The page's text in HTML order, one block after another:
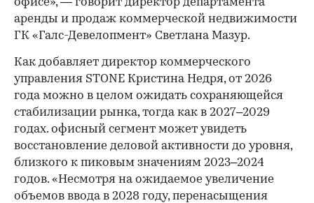
аренды и продаж коммерческой недвижимости
ГК «Галс-Девелопмент» Светлана Мазур.
Как добавляет директор коммерческого
управления STONE Кристина Недря, от 2026
года можно в целом ожидать сохраняющейся
стабилизации рынка, тогда как в 2027–2029
годах. офисный сегмент может увидеть
восстановление деловой активности до уровня,
близкого к пиковым значениям 2023–2024
годов. «Несмотря на ожидаемое увеличение
объемов ввода в 2028 году, перенасыщения